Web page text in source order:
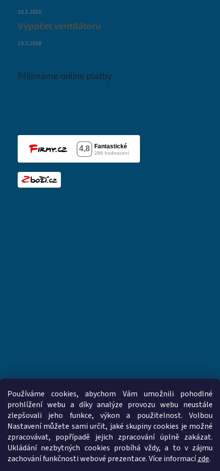
Používáme cookies, abychom Vám umožnili pohodlné
prohlížení webu a díky analýze provozu webu neustále
zlepšovali jeho funkce, výkon a použitelnost. Volbou
Nastavení můžete sami určit, jaké skupiny cookies je možné
zpracovávat, popřípadě jejich zpracování úplně zakázat.
Ukládání nezbytných cookies probíhá vždy, a to v zájmu
zachování funkčnosti webové prezentace. Více informacízde.
20.3.2020
Výpočet ventilátoru
29.5.2018
Přijímáme online platby
www.vzduchotechnika-ventilatory.cz www.palmat.cz